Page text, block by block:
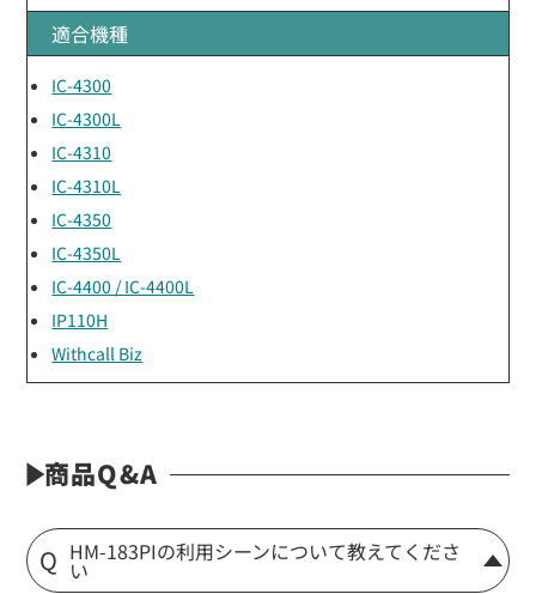
適合機種
IC-4300
IC-4300L
IC-4310
IC-4310L
IC-4350
IC-4350L
IC-4400 / IC-4400L
IP110H
Withcall Biz
商品Q&A
HM-183PIの利用シーンについて教えてくださ
い